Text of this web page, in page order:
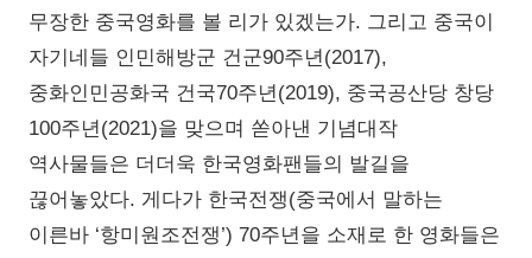
무장한 중국영화를 볼 리가 있겠는가. 그리고 중국이
자기네들 인민해방군 건군90주년(2017),
중화인민공화국 건국70주년(2019), 중국공산당 창당
100주년(2021)을 맞으며 쏟아낸 기념대작
역사물들은 더더욱 한국영화팬들의 발길을
끊어놓았다. 게다가 한국전쟁(중국에서 말하는
이른바 ‘항미원조전쟁’) 70주년을 소재로 한 영화들은